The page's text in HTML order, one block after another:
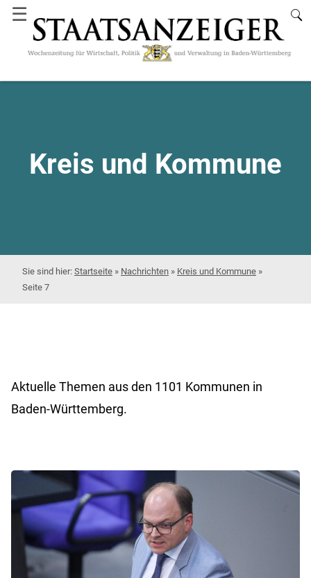
☰
Kreis und Kommune
Startseite » Nachrichten » Kreis und Kommune »
Seite 7
Aktuelle Themen aus den 1101 Kommunen in
Baden-Württemberg.